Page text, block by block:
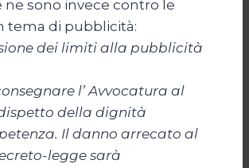
ne sono invece contro le
tema di pubblicità:
dei limiti alla pubblicità
l’ Avvocatura al
della dignità
Il danno arrecato al
legge sarà